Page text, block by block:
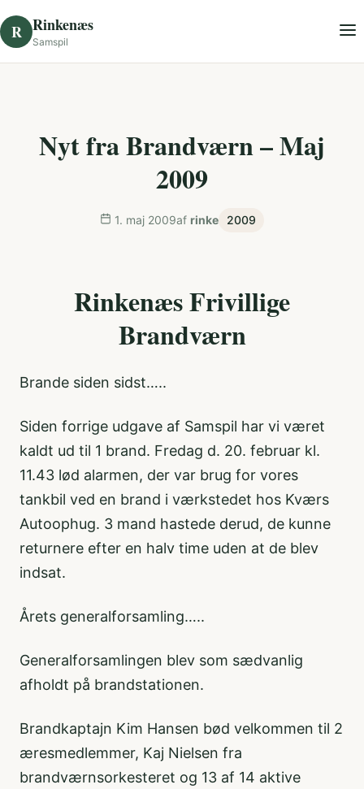
R Rinkenæs
Samspil
Nyt fra Brandværn – Maj
2009
1. maj 2009af rinke 2009
Rinkenæs Frivillige
Brandværn
Brande siden sidst…..
Siden forrige udgave af Samspil har vi været
kaldt ud til 1 brand. Fredag d. 20. februar kl.
11.43 lød alarmen, der var brug for vores
tankbil ved en brand i værkstedet hos Kværs
Autoophug. 3 mand hastede derud, de kunne
returnere efter en halv time uden at de blev
indsat.
Årets generalforsamling…..
Generalforsamlingen blev som sædvanlig
afholdt på brandstationen.
Brandkaptajn Kim Hansen bød velkommen til 2
æresmedlemmer, Kaj Nielsen fra
brandværnsorkesteret og 13 af 14 aktive